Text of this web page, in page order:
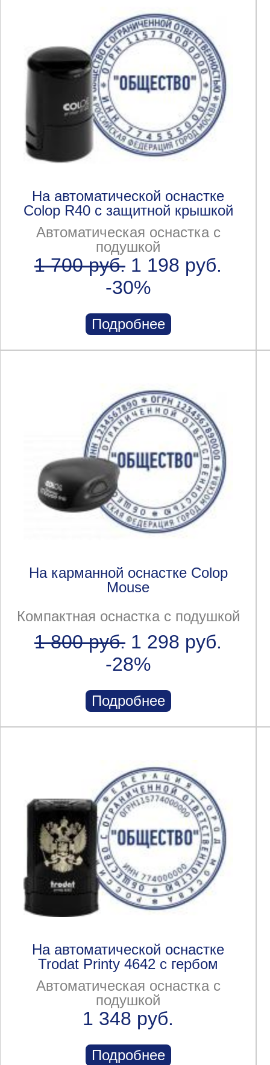
На автоматической оснастке
Colop R40 с защитной крышкой
Автоматическая оснастка с
подушкой
1 700 руб. 1 198 руб.
-30%
Подробнее
На карманной оснастке Colop
Mouse
Компактная оснастка с подушкой
1 800 руб. 1 298 руб.
-28%
Подробнее
На автоматической оснастке
Trodat Printy 4642 с гербом
Автоматическая оснастка с
подушкой
1 348 руб.
Подробнее